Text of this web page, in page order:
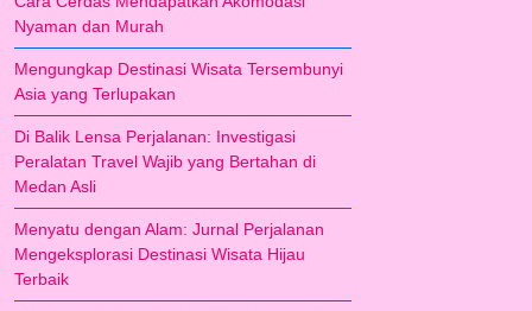
Nyaman dan Murah
Mengungkap Destinasi Wisata Tersembunyi
Asia yang Terlupakan
Di Balik Lensa Perjalanan: Investigasi
Peralatan Travel Wajib yang Bertahan di
Medan Asli
Menyatu dengan Alam: Jurnal Perjalanan
Mengeksplorasi Destinasi Wisata Hijau
Terbaik